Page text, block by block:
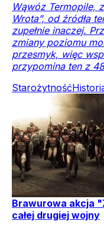
Wąwóz Termopile,
Wrota”, od źródła
zupełnie inaczej.
zmiany poziomu
przesmyk, więc
przypomina ten z
Starożytność
Brawurowa akcja
całej drugiej wojny